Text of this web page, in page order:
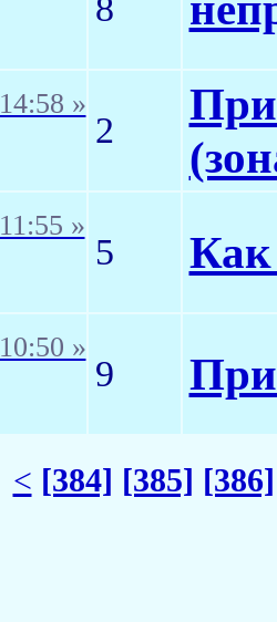
8
14:58 »
2
11:55 »
5 Как
10:50 »
9
< [384] [385] [386]